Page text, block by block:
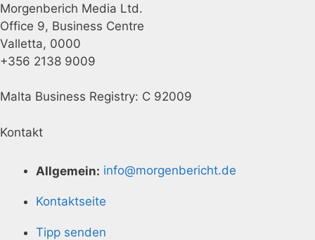
Morgenberich Media Ltd.
Office 9, Business Centre
Valletta, 0000
+356 2138 9009
Malta Business Registry: C 92009
Kontakt
Allgemein: info@morgenbericht.de
Kontaktseite
Tipp senden